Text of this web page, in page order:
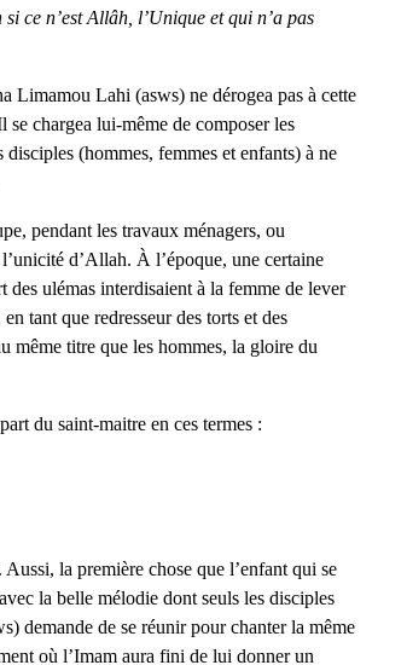
ce n’est Allâh, l’Unique et qui n’a pas
Limamou Lahi (asws) ne dérogea pas à cette
se chargea lui-même de composer les
(hommes, femmes et enfants) à ne
pendant les travaux ménagers, ou
d’Allah. À l’époque, une certaine
ulémas interdisaient à la femme de lever
tant que redresseur des torts et des
même titre que les hommes, la gloire du
du saint-maitre en ces termes :
la première chose que l’enfant qui se
avec la belle mélodie dont seuls les disciples
demande de se réunir pour chanter la même
où l’Imam aura fini de lui donner un